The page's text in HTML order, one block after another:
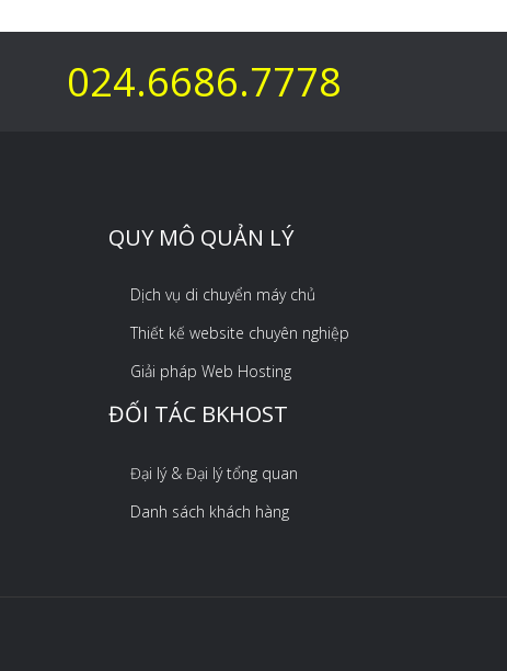
024.6686.7778
QUY MÔ QUẢN LÝ
Dịch vụ di chuyển máy chủ
Thiết kế website chuyên nghiệp
Giải pháp Web Hosting
ĐỐI TÁC BKHOST
Đại lý & Đại lý tổng quan
Danh sách khách hàng